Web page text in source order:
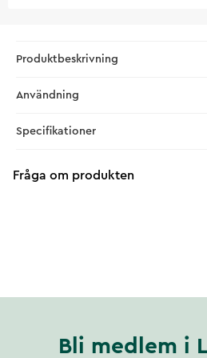
Produktbeskrivning
Användning
Specifikationer
Fråga om produkten
Bli medlem i